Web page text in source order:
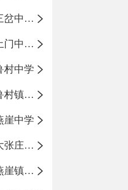
沂源县三岔中心学校
沂源县土门中心学校
村中学
沂源县鲁村镇中心小学
崖中学
沂源县大张庄中心学校
沂源县燕崖镇中心小学